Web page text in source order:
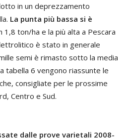
in un deprezzamento
La punta più bassa si è
1,8 ton/ha e la più alta a Pescara
è stato in generale
semi è rimasto sotto la media
tabella 6 vengono riassunte le
consigliate per le prossime
Centro e Sud.
dalle prove varietali 2008-